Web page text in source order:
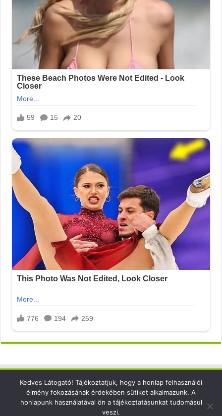
Elérhetőség
Kedves Látogató! Tájékoztatjuk, hogy a honlap felhasználói
élmény fokozásának érdekében sütiket alkalmazunk. A
honlapunk használatával ön a tájékoztatásunkat tudomásul
veszi.